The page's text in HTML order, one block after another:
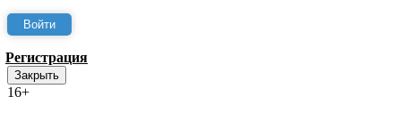
Регистрация
Закрыть
16+